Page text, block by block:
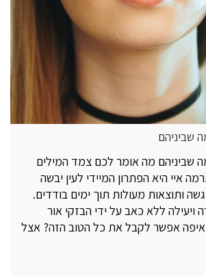
שביניהם
שביניהם מה אומר לכם צמד המילים
איי היא הפתרון המיידי לעין יבשה
ותוצאות מעולות תוך ימים בודדים.
ויעילה ללא כאב על ידי הבזקי אור
איפה אפשר לקבל את כל הטוב הזה? אצל